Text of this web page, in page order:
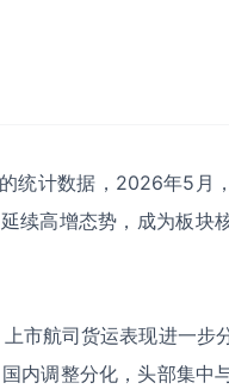
统计数据，2026年5月
续高增态势，成为板块
市航司货运表现进一步
内调整分化，头部集中